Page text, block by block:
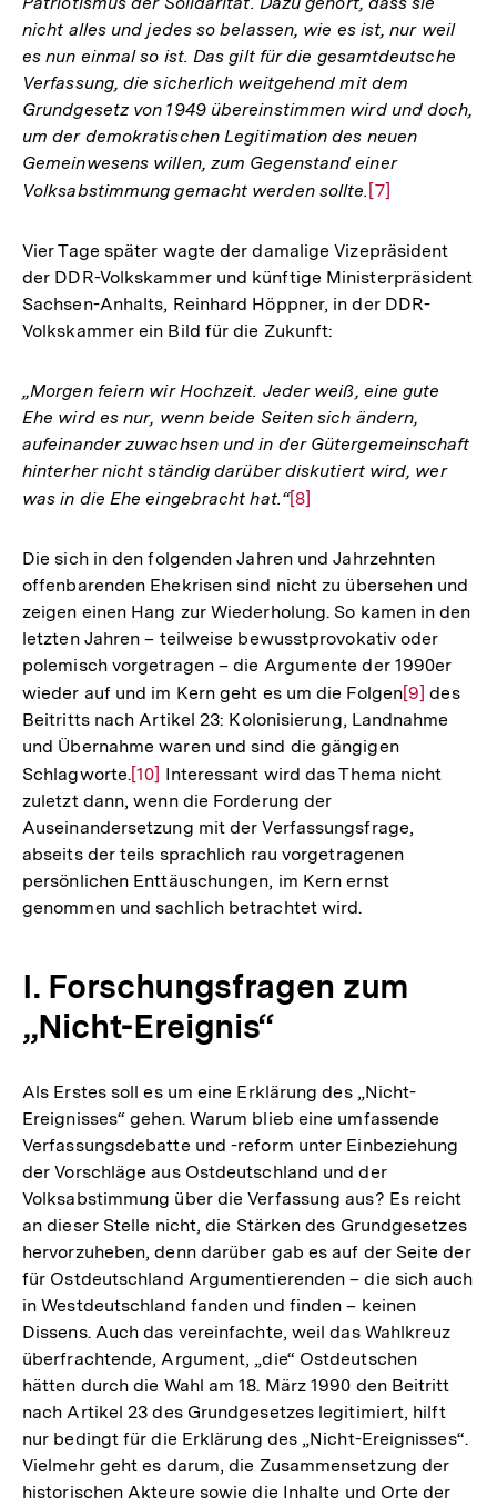
nicht alles und jedes so belassen, wie es ist, nur weil
es nun einmal so ist. Das gilt für die gesamtdeutsche
Verfassung, die sicherlich weitgehend mit dem
Grundgesetz von 1949 übereinstimmen wird und doch,
um der demokratischen Legitimation des neuen
Gemeinwesens willen, zum Gegenstand einer
Volksabstimmung gemacht werden sollte. Zur
der
Fußnote
[7]
Vier Tage später wagte der damalige Vizepräsident
der DDR-Volkskammer und künftige Ministerpräsident
Sachsen-Anhalts, Reinhard Höppner, in der DDR-
Volkskammer ein Bild für die Zukunft:
„Morgen feiern wir Hochzeit. Jeder weiß, eine gute
Ehe wird es nur, wenn beide Seiten sich ändern,
aufeinander zuwachsen und in der Gütergemeinschaft
hinterher nicht ständig darüber diskutiert wird, wer
was in die Ehe eingebracht hat.“Zur
der
Fußnote
[8]
Die sich in den folgenden Jahren und Jahrzehnten
offenbarenden Ehekrisen sind nicht zu übersehen und
zeigen einen Hang zur Wiederholung. So kamen in den
letzten Jahren – teilweise bewusstprovokativ oder
polemisch vorgetragen – die Argumente der 1990er
wieder auf und im Kern geht es um die FolgenZur
Auflösung
Fußnote
[9] des
Beitritts nach Artikel 23: Kolonisierung, Landnahme
und Übernahme waren und sind die gängigen
Schlagworte.Zur
Auflösung
der
Fußnote
[10] Interessant wird das Thema nicht
zuletzt dann, wenn die Forderung der
Auseinandersetzung mit der Verfassungsfrage,
abseits der teils sprachlich rau vorgetragenen
persönlichen Enttäuschungen, im Kern ernst
genommen und sachlich betrachtet wird.
I. Forschungsfragen zum
„Nicht-Ereignis“
Als Erstes soll es um eine Erklärung des „Nicht-
Ereignisses“ gehen. Warum blieb eine umfassende
Verfassungsdebatte und -reform unter Einbeziehung
der Vorschläge aus Ostdeutschland und der
Volksabstimmung über die Verfassung aus? Es reicht
an dieser Stelle nicht, die Stärken des Grundgesetzes
hervorzuheben, denn darüber gab es auf der Seite der
für Ostdeutschland Argumentierenden – die sich auch
in Westdeutschland fanden und finden – keinen
Dissens. Auch das vereinfachte, weil das Wahlkreuz
überfrachtende, Argument, „die“ Ostdeutschen
hätten durch die Wahl am 18. März 1990 den Beitritt
nach Artikel 23 des Grundgesetzes legitimiert, hilft
nur bedingt für die Erklärung des „Nicht-Ereignisses“.
Vielmehr geht es darum, die Zusammensetzung der
historischen Akteure sowie die Inhalte und Orte der